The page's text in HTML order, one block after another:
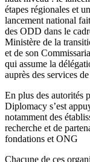
étapes régionales et
lancement national
des ODD dans le
Ministère de la
et de son
qui assume la
auprès des services
En plus des autorités
Diplomacy s’est
notamment des
recherche et de
fondations et ONG
Chacune de ces